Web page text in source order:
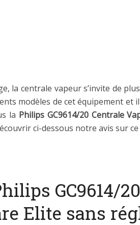
la centrale vapeur s’invite de
modèles de cet équipement et
la Philips GC9614/20 Centrale
ci-dessous notre avis sur
GC9614/
Elite sans